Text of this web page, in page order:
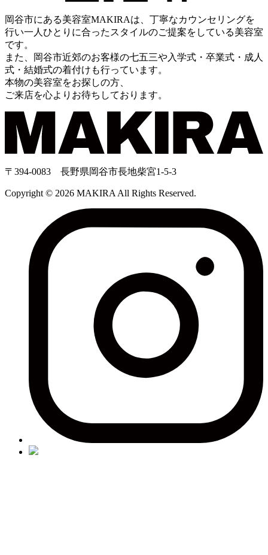
岡谷市にある美容室MAKIRAは、丁寧なカウンセリングを
行い一人ひとりに合ったスタイルのご提案をしている美容室
です。
また、岡谷市近郊のお客様の七五三や入学式・卒業式・成人
式・結婚式の着付けも行っています。
本物の美容室をお探しの方、
ご来店を心よりお待ちしております。
〒394-0083 長野県岡谷市長地柴宮1-5-3
Copyright © 2026 MAKIRA All Rights Reserved.